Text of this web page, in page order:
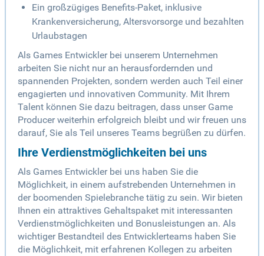
Ein großzügiges Benefits-Paket, inklusive
Krankenversicherung, Altersvorsorge und bezahlten
Urlaubstagen
Als Games Entwickler bei unserem Unternehmen
arbeiten Sie nicht nur an herausfordernden und
spannenden Projekten, sondern werden auch Teil einer
engagierten und innovativen Community. Mit Ihrem
Talent können Sie dazu beitragen, dass unser Game
Producer weiterhin erfolgreich bleibt und wir freuen uns
darauf, Sie als Teil unseres Teams begrüßen zu dürfen.
Ihre Verdienstmöglichkeiten bei uns
Als Games Entwickler bei uns haben Sie die
Möglichkeit, in einem aufstrebenden Unternehmen in
der boomenden Spielebranche tätig zu sein. Wir bieten
Ihnen ein attraktives Gehaltspaket mit interessanten
Verdienstmöglichkeiten und Bonusleistungen an. Als
wichtiger Bestandteil des Entwicklerteams haben Sie
die Möglichkeit, mit erfahrenen Kollegen zu arbeiten